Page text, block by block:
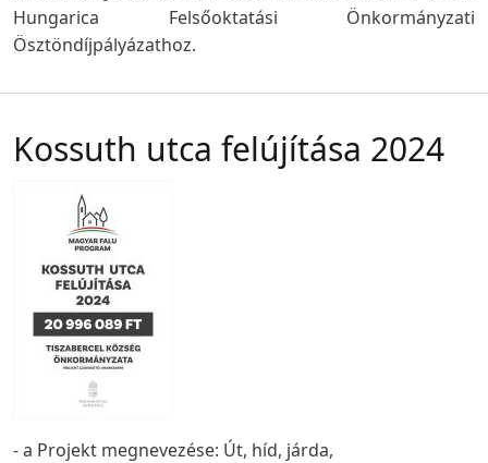
Hungarica Felsőoktatási Önkormányzati
Ösztöndíjpályázathoz.
Kossuth utca felújítása 2024
- a Projekt megnevezése: Út, híd, járda,